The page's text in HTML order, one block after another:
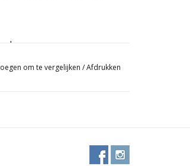
zijn ongeveer drie
om te vergelijken /Afdrukken